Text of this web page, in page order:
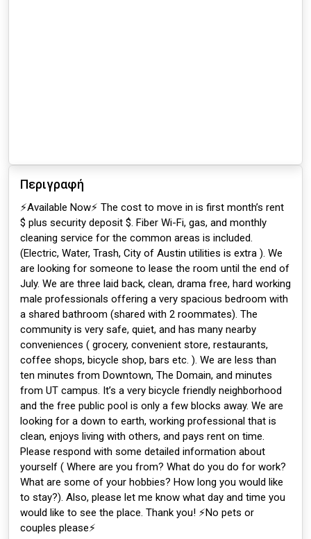
Περιγραφή
⚡️Available Now⚡️ The cost to move in is first month’s rent
$ plus security deposit $. Fiber Wi-Fi, gas, and monthly
cleaning service for the common areas is included.
(Electric, Water, Trash, City of Austin utilities is extra ). We
are looking for someone to lease the room until the end of
July. We are three laid back, clean, drama free, hard working
male professionals offering a very spacious bedroom with
a shared bathroom (shared with 2 roommates). The
community is very safe, quiet, and has many nearby
conveniences ( grocery, convenient store, restaurants,
coffee shops, bicycle shop, bars etc. ). We are less than
ten minutes from Downtown, The Domain, and minutes
from UT campus. It’s a very bicycle friendly neighborhood
and the free public pool is only a few blocks away. We are
looking for a down to earth, working professional that is
clean, enjoys living with others, and pays rent on time.
Please respond with some detailed information about
yourself ( Where are you from? What do you do for work?
What are some of your hobbies? How long you would like
to stay?). Also, please let me know what day and time you
would like to see the place. Thank you! ⚡️No pets or
couples please⚡️